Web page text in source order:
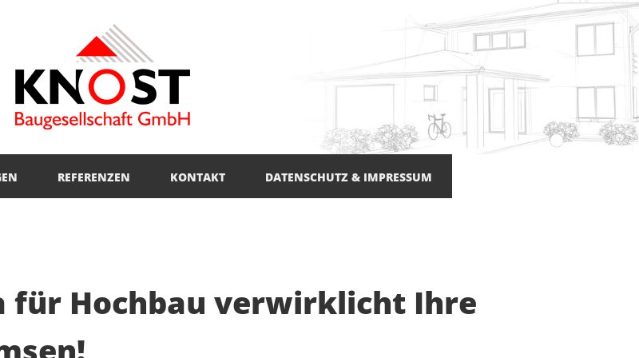
REFERENZEN KONTAKT DATENSCHUTZ & IMPRESSUM
für Hochbau verwirklicht Ihre